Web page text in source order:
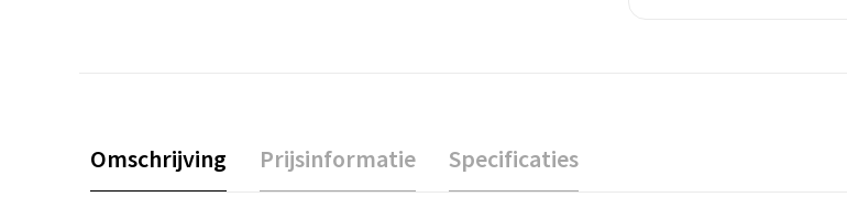
Omschrijving Prijsinformatie Specificaties